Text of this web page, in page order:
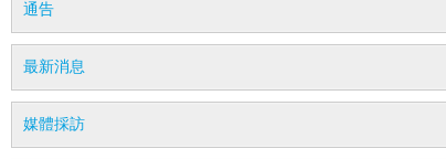
通告
最新消息
媒體採訪